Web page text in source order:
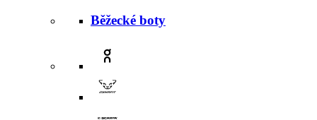
Běžecké boty